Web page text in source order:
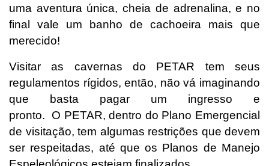
uma aventura única, cheia de adrenalina, e no
final vale um banho de cachoeira mais que
merecido!
Visitar as cavernas do PETAR tem seus
regulamentos rígidos, então, não vá imaginando
que basta pagar um ingresso e
pronto. O PETAR, dentro do Plano Emergencial
de visitação, tem algumas restrições que devem
ser respeitadas, até que os Planos de Manejo